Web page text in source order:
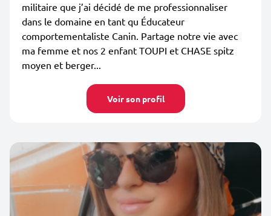
militaire que j’ai décidé de me professionnaliser
dans le domaine en tant qu Éducateur
comportementaliste Canin. Partage notre vie avec
ma femme et nos 2 enfant TOUPI et CHASE spitz
moyen et berger...
Voir son profil